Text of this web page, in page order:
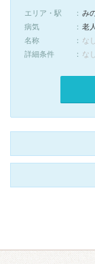
エリア・駅
み
病気
老
名称
なし
詳細条件
な